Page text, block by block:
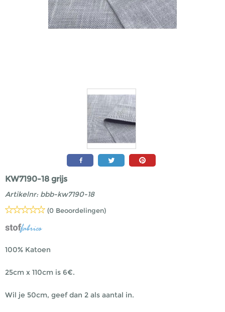
KW7190-18 grijs
Artikelnr: bbb-kw7190-18
(0 Beoordelingen)
100% Katoen
25cm x 110cm is 6€.
Wil je 50cm, geef dan 2 als aantal in.